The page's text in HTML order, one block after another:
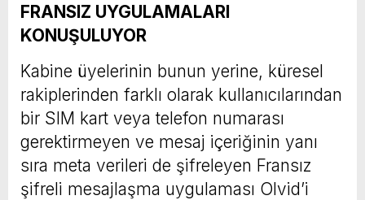
FRANSIZ UYGULAMALARI
KONUŞULUYOR
Kabine üyelerinin bunun yerine, küresel
rakiplerinden farklı olarak kullanıcılarından
bir SIM kart veya telefon numarası
gerektirmeyen ve mesaj içeriğinin yanı
sıra meta verileri de şifreleyen Fransız
şifreli mesajlaşma uygulaması Olvid’i